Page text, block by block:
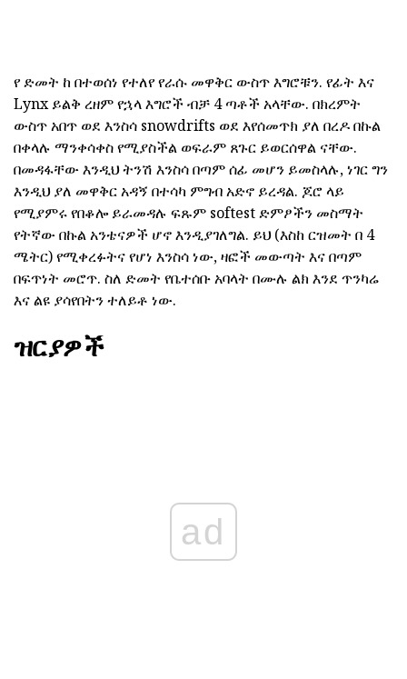
የ ድመት ከ በተወሰነ የተለየ የራሱ መዋቅር ውስጥ እግሮቹን. የፊት እና
Lynx ይልቅ ረዘም የኋላ እግሮች ብቻ 4 ጣቶች አላቸው. በክረምት
ውስጥ አበጥ ወደ እንስሳ snowdrifts ወደ እየሰመጥክ ያለ በረዶ በኩል
በቀላሉ ማንቀሳቀስ የሚያስችል ወፍራም ጸጉር ይወርሰዋል ናቸው.
በመዳፋቸው እንዲህ ትንሽ እንስሳ በጣም ሰፊ መሆን ይመስላሉ, ነገር ግን
እንዲህ ያለ መዋቅር አዳኝ በተሳካ ምግብ አድኖ ይረዳል. ጆሮ ላይ
የሚያምሩ የበቆሎ ይራመዳሉ ፍጹም softest ድምፆችን መስማት
የትኛው በኩል አንቴናዎች ሆኖ እንዲያገለግል. ይህ (እስከ ርዝመት በ 4
ሜትር) የሚቀረፉትና የሆነ እንስሳ ነው, ዛፎች መውጣት እና በጣም
በፍጥነት መሮጥ. ስለ ድመት የቤተሰቡ አባላት በሙሉ ልክ እንደ ጥንካሬ
እና ልዩ ያሳየበትን ተለይቶ ነው.
ዝርያዎች
ad